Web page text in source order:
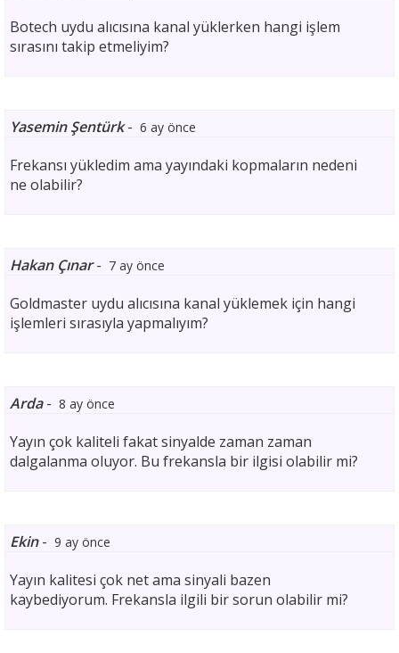
Botech uydu alıcısına kanal yüklerken hangi işlem
sırasını takip etmeliyim?
Yasemin Şentürk- 6 ay önce
Frekansı yükledim ama yayındaki kopmaların nedeni
ne olabilir?
Hakan Çınar- 7 ay önce
Goldmaster uydu alıcısına kanal yüklemek için hangi
işlemleri sırasıyla yapmalıyım?
Arda- 8 ay önce
Yayın çok kaliteli fakat sinyalde zaman zaman
dalgalanma oluyor. Bu frekansla bir ilgisi olabilir mi?
Ekin- 9 ay önce
Yayın kalitesi çok net ama sinyali bazen
kaybediyorum. Frekansla ilgili bir sorun olabilir mi?